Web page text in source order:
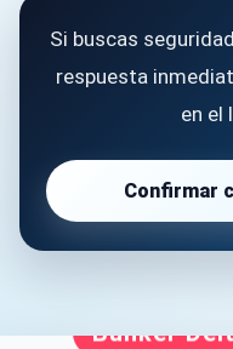
Si buscas
respuesta
en el
Confirmar
Búnker